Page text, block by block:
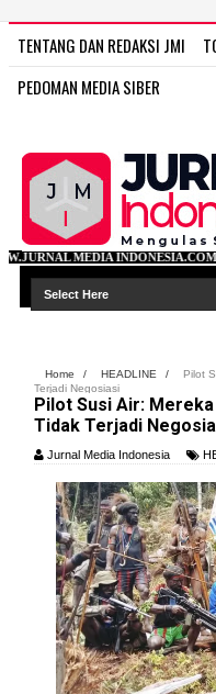
TENTANG DAN REDAKSI JMI
PEDOMAN MEDIA SIBER
Home / HEADLINE /
Pilot
Terjadi Negosiasi
Pilot Susi Air:
Tidak Terjadi
Jurnal Media Indonesia